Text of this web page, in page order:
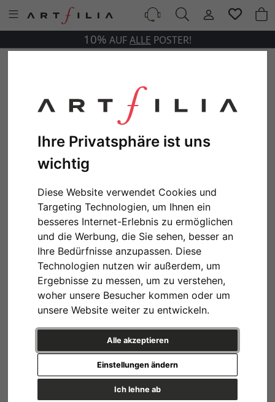
Ihre Privatsphäre ist uns
wichtig
Diese Website verwendet Cookies und
Targeting Technologien, um Ihnen ein
besseres Internet-Erlebnis zu ermöglichen
und die Werbung, die Sie sehen, besser an
Ihre Bedürfnisse anzupassen. Diese
Technologien nutzen wir außerdem, um
Ergebnisse zu messen, um zu verstehen,
woher unsere Besucher kommen oder um
unsere Website weiter zu entwickeln.
Alle akzeptieren
Ich lehne ab
Einstellungen ändern
10% AUFALLE POSTER!